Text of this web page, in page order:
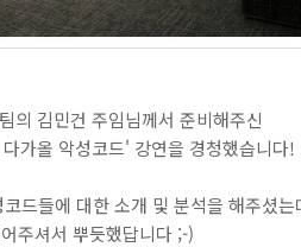
의 김민건 주임님께서 준비해주신
가올 악성코드' 강연을 경청했습니다!
드들에 대한 소개 및 분석을 해주셨는
주셔서 뿌듯했답니다 ;-)